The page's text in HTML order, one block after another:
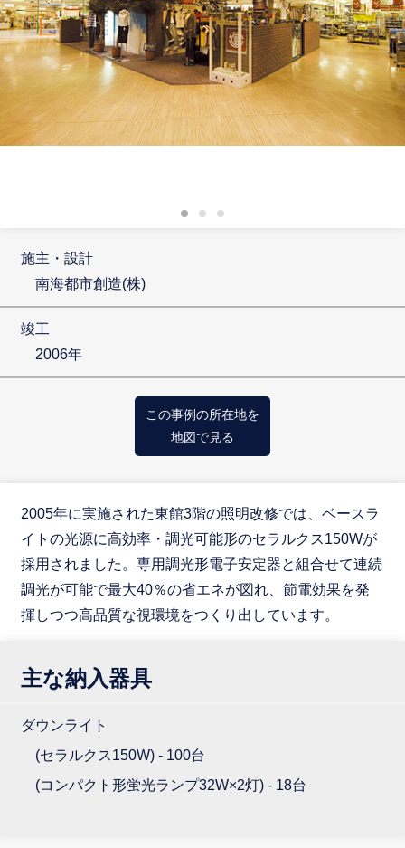
施主・設計
南海都市創造(株)
竣工
2006年
この事例の所在地を
地図で見る
2005年に実施された東館3階の照明改修では、ベースラ
イトの光源に高効率・調光可能形のセラルクス150Wが
採用されました。専用調光形電子安定器と組合せて連続
調光が可能で最大40％の省エネが図れ、節電効果を発
揮しつつ高品質な視環境をつくり出しています。
主な納入器具
ダウンライト
(セラルクス150W) - 100台
(コンパクト形蛍光ランプ32W×2灯) - 18台